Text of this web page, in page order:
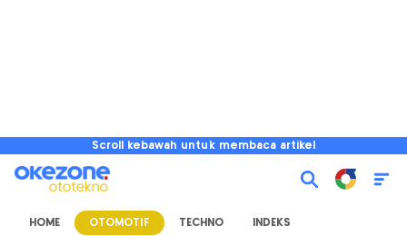
Scroll kebawah untuk membaca artikel
HOME OTOMOTIF TECHNO INDEKS